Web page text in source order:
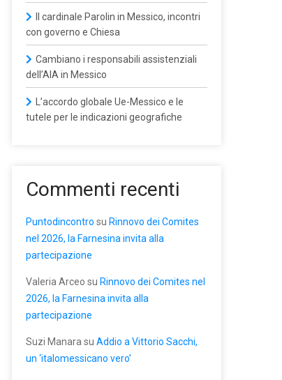
Il cardinale Parolin in Messico, incontri
con governo e Chiesa
Cambiano i responsabili assistenziali
dell’AIA in Messico
L’accordo globale Ue-Messico e le
tutele per le indicazioni geografiche
Commenti recenti
Puntodincontro su Rinnovo dei Comites
nel 2026, la Farnesina invita alla
partecipazione
Valeria Arceo su Rinnovo dei Comites nel
2026, la Farnesina invita alla
partecipazione
Suzi Manara su Addio a Vittorio Sacchi,
un ‘italomessicano vero’